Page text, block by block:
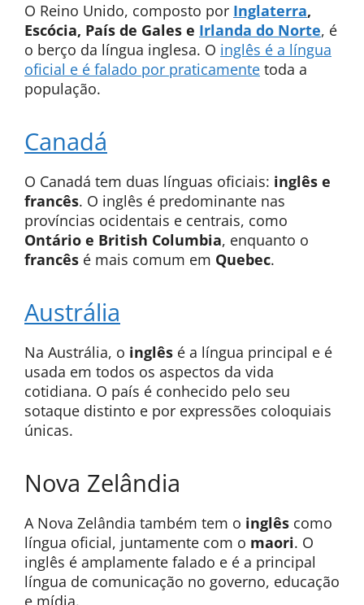
O Reino Unido, composto por Inglaterra,
Escócia, País de Gales e Irlanda do Norte, é
o berço da língua inglesa. O inglês é a língua
oficial e é falado por praticamente toda a
população.
Canadá
O Canadá tem duas línguas oficiais: inglês e
francês. O inglês é predominante nas
províncias ocidentais e centrais, como
Ontário e British Columbia, enquanto o
francês é mais comum em Quebec.
Austrália
Na Austrália, o inglês é a língua principal e é
usada em todos os aspectos da vida
cotidiana. O país é conhecido pelo seu
sotaque distinto e por expressões coloquiais
únicas.
Nova Zelândia
A Nova Zelândia também tem o inglês como
língua oficial, juntamente com o maori. O
inglês é amplamente falado e é a principal
língua de comunicação no governo, educação